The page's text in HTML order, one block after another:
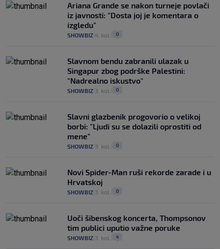
Ariana Grande se nakon turneje povlači
iz javnosti: "Dosta joj je komentara o
izgledu"
SHOWBIZ 4. kol. 0
Slavnom bendu zabranili ulazak u
Singapur zbog podrške Palestini:
"Nadrealno iskustvo"
SHOWBIZ 3. kol. 0
Slavni glazbenik progovorio o velikoj
borbi: "Ljudi su se dolazili oprostiti od
mene"
SHOWBIZ 3. kol. 0
Novi Spider-Man ruši rekorde zarade i u
Hrvatskoj
SHOWBIZ 3. kol. 0
Uoči šibenskog koncerta, Thompsonov
tim publici uputio važne poruke
SHOWBIZ 3. kol. 4